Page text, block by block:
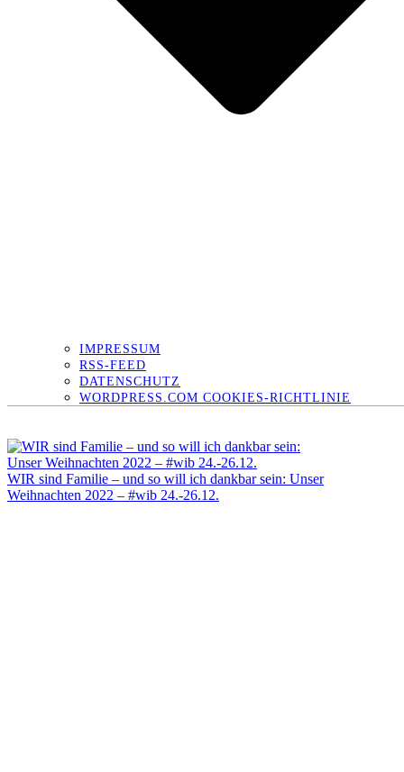
IMPRESSUM
RSS-FEED
DATENSCHUTZ
WORDPRESS.COM COOKIES-RICHTLINIE
WIR sind Familie – und so will ich dankbar sein: Unser
Weihnachten 2022 – #wib 24.-26.12.